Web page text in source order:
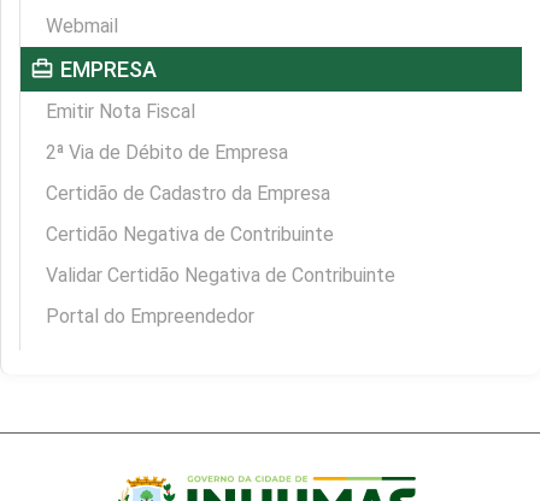
Webmail
card_travel EMPRESA
Emitir Nota Fiscal
2ª Via de Débito de Empresa
Certidão de Cadastro da Empresa
Certidão Negativa de Contribuinte
Validar Certidão Negativa de Contribuinte
Portal do Empreendedor